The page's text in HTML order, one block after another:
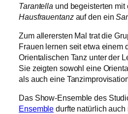
Tarantella und begeisterten mit
Hausfrauentanzauf den ein
Zum allerersten Mal trat die
Frauen lernen seit etwa einem
Orientalischen Tanz unter der
Sie zeigten sowohl eine
als auch eine
Das Show-Ensemble des
Ensemble durfte natürlich auch